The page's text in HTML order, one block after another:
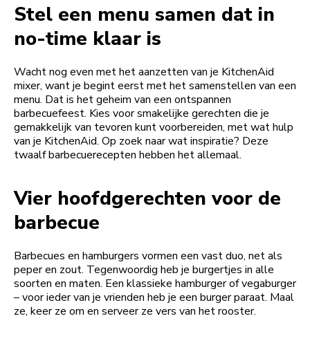
Stel een menu samen dat in
no-time klaar is
Wacht nog even met het aanzetten van je KitchenAid
mixer, want je begint eerst met het samenstellen van een
menu. Dat is het geheim van een ontspannen
barbecuefeest. Kies voor smakelijke gerechten die je
gemakkelijk van tevoren kunt voorbereiden, met wat hulp
van je KitchenAid. Op zoek naar wat inspiratie? Deze
twaalf barbecuerecepten hebben het allemaal.
Vier hoofdgerechten voor de
barbecue
Barbecues en hamburgers vormen een vast duo, net als
peper en zout. Tegenwoordig heb je burgertjes in alle
soorten en maten. Een klassieke hamburger of vegaburger
– voor ieder van je vrienden heb je een burger paraat. Maal
ze, keer ze om en serveer ze vers van het rooster.